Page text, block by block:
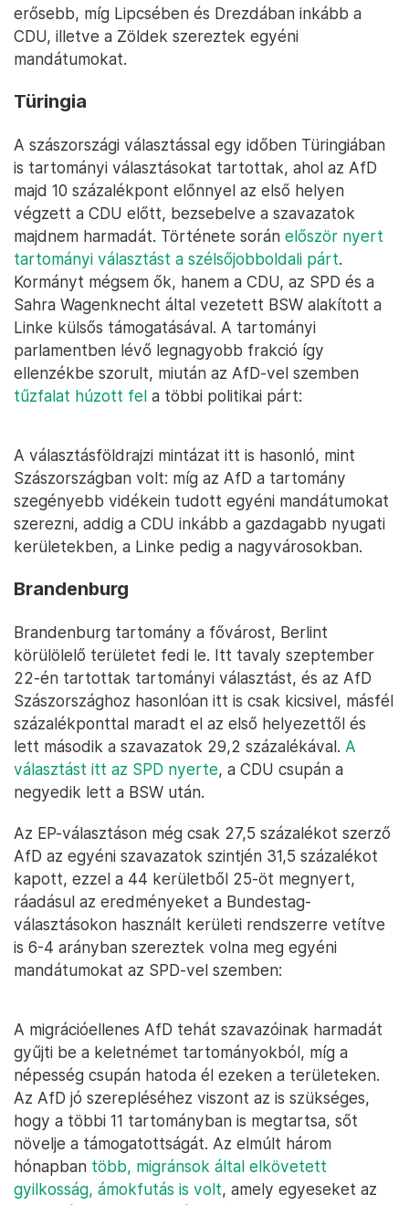
erősebb, míg Lipcsében és Drezdában inkább a
CDU, illetve a Zöldek szereztek egyéni
mandátumokat.
Türingia
A szászországi választással egy időben Türingiában
is tartományi választásokat tartottak, ahol az AfD
majd 10 százalékpont előnnyel az első helyen
végzett a CDU előtt, bezsebelve a szavazatok
majdnem harmadát. Története során először nyert
tartományi választást a szélsőjobboldali párt.
Kormányt mégsem ők, hanem a CDU, az SPD és a
Sahra Wagenknecht által vezetett BSW alakított a
Linke külsős támogatásával. A tartományi
parlamentben lévő legnagyobb frakció így
ellenzékbe szorult, miután az AfD-vel szemben
tűzfalat húzott fel a többi politikai párt:
A választásföldrajzi mintázat itt is hasonló, mint
Szászországban volt: míg az AfD a tartomány
szegényebb vidékein tudott egyéni mandátumokat
szerezni, addig a CDU inkább a gazdagabb nyugati
kerületekben, a Linke pedig a nagyvárosokban.
Brandenburg
Brandenburg tartomány a fővárost, Berlint
körülölelő területet fedi le. Itt tavaly szeptember
22-én tartottak tartományi választást, és az AfD
Szászországhoz hasonlóan itt is csak kicsivel, másfél
százalékponttal maradt el az első helyezettől és
lett második a szavazatok 29,2 százalékával. A
választást itt az SPD nyerte, a CDU csupán a
negyedik lett a BSW után.
Az EP-választáson még csak 27,5 százalékot szerző
AfD az egyéni szavazatok szintjén 31,5 százalékot
kapott, ezzel a 44 kerületből 25-öt megnyert,
ráadásul az eredményeket a Bundestag-
választásokon használt kerületi rendszerre vetítve
is 6-4 arányban szereztek volna meg egyéni
mandátumokat az SPD-vel szemben:
A migrációellenes AfD tehát szavazóinak harmadát
gyűjti be a keletnémet tartományokból, míg a
népesség csupán hatoda él ezeken a területeken.
Az AfD jó szerepléséhez viszont az is szükséges,
hogy a többi 11 tartományban is megtartsa, sőt
növelje a támogatottságát. Az elmúlt három
hónapban több, migránsok által elkövetett
gyilkosság, ámokfutás is volt, amely egyeseket az